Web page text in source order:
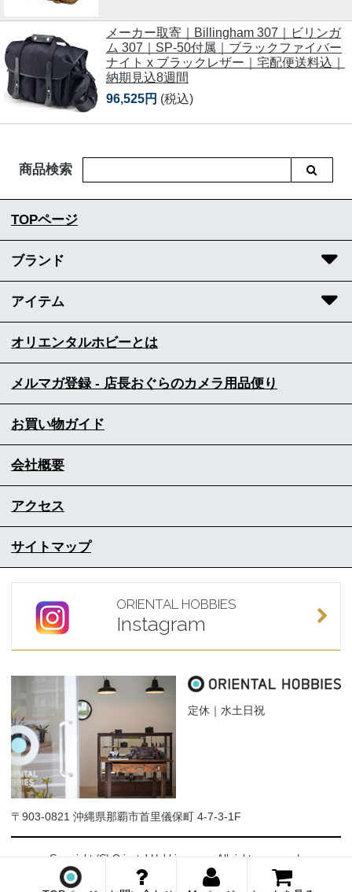
メーカー取寄｜Billingham 307｜ビリンガ
ム 307｜SP-50付属｜ブラックファイバー
ナイト x ブラックレザー｜宅配便送料込｜
納期見込8週間
96,525円 (税込)
商品検索
TOPページ
ブランド
アイテム
オリエンタルホビーとは
メルマガ登録 - 店長おぐらのカメラ用品便り
お買い物ガイド
会社概要
アクセス
サイトマップ
ORIENTAL HOBBIES
Instagram
定休｜水土日祝
〒903-0821 沖縄県那覇市首里儀保町 4-7-3-1F
Copyright (C) Oriental-Hobbies.com. All rights reserved.